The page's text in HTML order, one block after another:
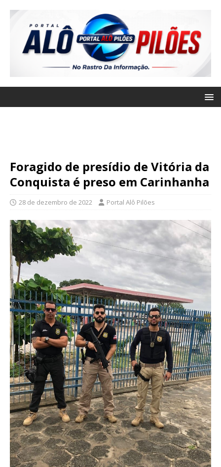
Foragido de presídio de Vitória da
Conquista é preso em Carinhanha
28 de dezembro de 2022 Portal Alô Pilões